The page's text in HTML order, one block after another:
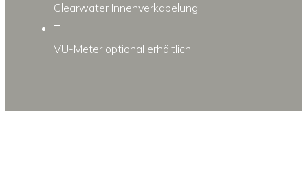
Clearwater Innenverkabelung
□
VU-Meter optional erhältlich